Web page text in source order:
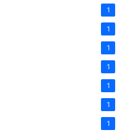
1
1
1
1
1
1
1